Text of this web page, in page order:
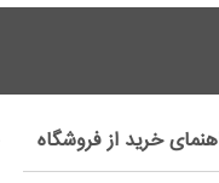
خرید از فروشگاه